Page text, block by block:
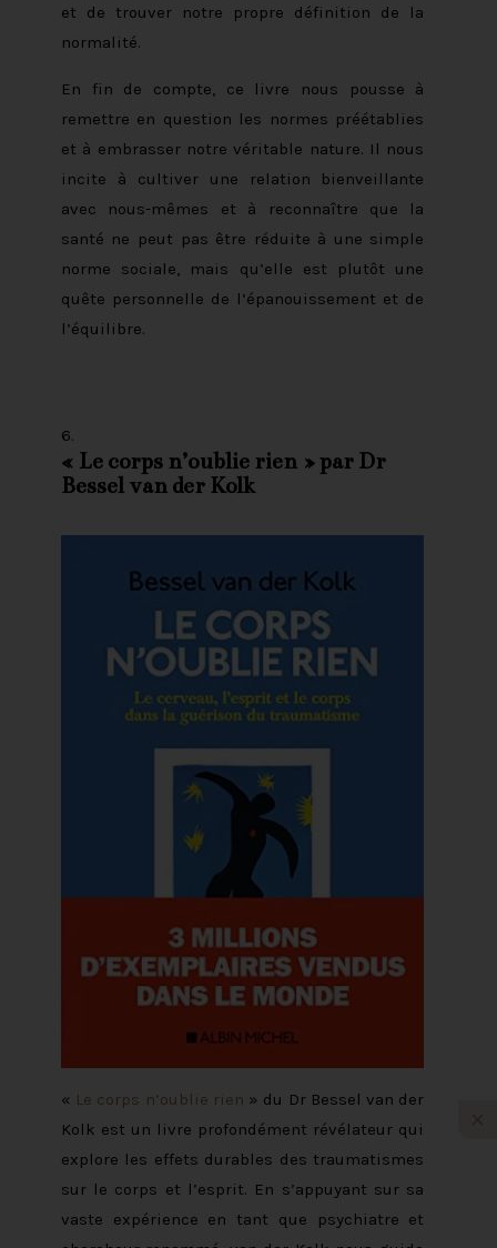
et de trouver notre propre définition de la
normalité.
En fin de compte, ce livre nous pousse à
remettre en question les normes préétablies
et à embrasser notre véritable nature. Il nous
incite à cultiver une relation bienveillante
avec nous-mêmes et à reconnaître que la
santé ne peut pas être réduite à une simple
norme sociale, mais qu’elle est plutôt une
quête personnelle de l’épanouissement et de
l’équilibre.
« Le corps n’oublie rien» par Dr
Bessel van der Kolk
« Le corps n’oublie rien » du Dr Bessel van der
Kolk est un livre profondément révélateur qui
explore les effets durables des traumatismes
sur le corps et l’esprit. En s’appuyant sur sa
vaste expérience en tant que psychiatre et